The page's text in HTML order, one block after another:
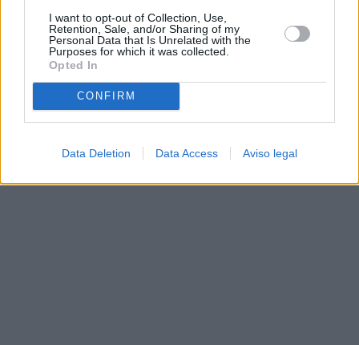
I want to opt-out of Collection, Use,
Retention, Sale, and/or Sharing of my
Personal Data that Is Unrelated with the
Purposes for which it was collected.
Opted In
CONFIRM
Data Deletion Data Access Aviso legal